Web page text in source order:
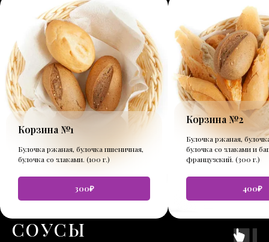
Корзина №1
Булочка ржаная, булочка пшеничная,
булочка со злаками. (100 г.)
300₽
Корзина №2
Булочка ржаная,
булочка со злаками и
французский. (300 г.)
400₽
СОУСЫ